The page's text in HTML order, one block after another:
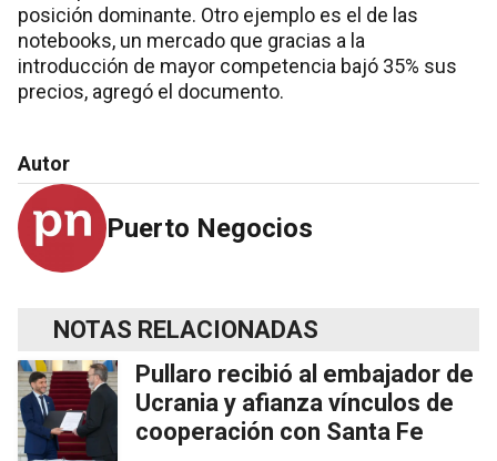
posición dominante. Otro ejemplo es el de las
notebooks, un mercado que gracias a la
introducción de mayor competencia bajó 35% sus
precios, agregó el documento.
Autor
Puerto Negocios
NOTAS RELACIONADAS
Pullaro recibió al embajador de
Ucrania y afianza vínculos de
cooperación con Santa Fe